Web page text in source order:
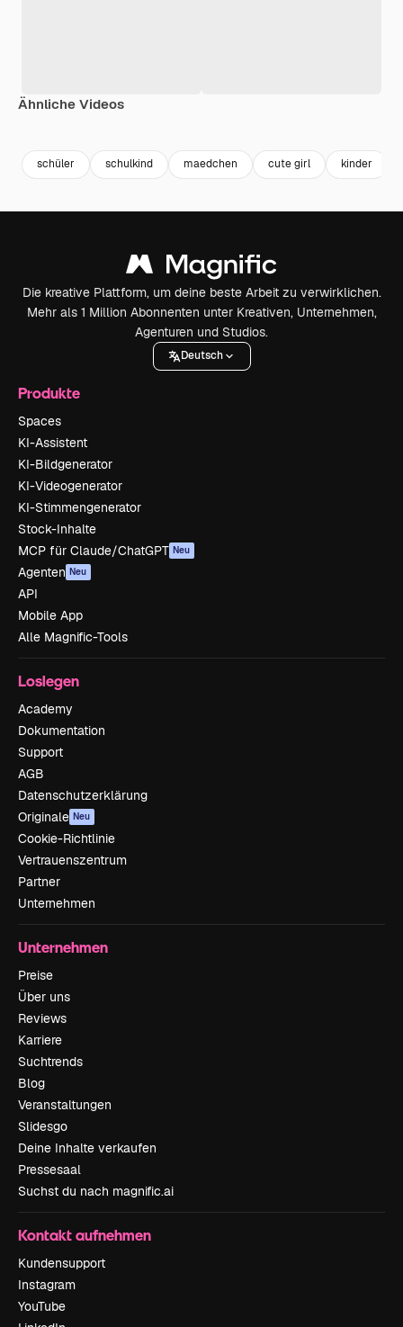
Ähnliche Videos
schüler schulkind maedchen cute girl kinder
Die kreative Plattform, um deine beste Arbeit zu verwirklichen.
Mehr als 1 Million Abonnenten unter Kreativen, Unternehmen,
Agenturen und Studios.
Deutsch
Produkte
Spaces
KI-Assistent
KI-Bildgenerator
KI-Videogenerator
KI-Stimmengenerator
Stock-Inhalte
MCP für Claude/ChatGPT Neu
Agenten Neu
API
Mobile App
Alle Magnific-Tools
Loslegen
Academy
Dokumentation
Support
AGB
Datenschutzerklärung
Originale Neu
Cookie-Richtlinie
Vertrauenszentrum
Partner
Unternehmen
Unternehmen
Preise
Über uns
Reviews
Karriere
Suchtrends
Blog
Veranstaltungen
Slidesgo
Deine Inhalte verkaufen
Pressesaal
Suchst du nach magnific.ai
Kontakt aufnehmen
Kundensupport
Instagram
YouTube